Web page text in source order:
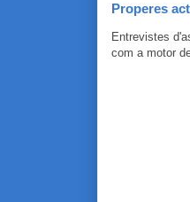
Properes
Entrevistes
com a motor